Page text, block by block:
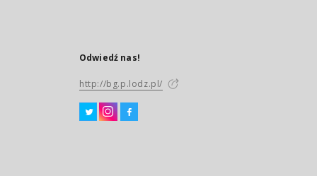
Odwiedź nas!
http://bg.p.lodz.pl/